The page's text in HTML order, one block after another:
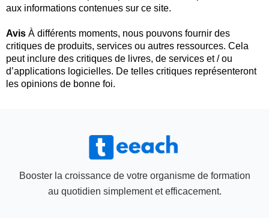
aux informations contenues sur ce site.
Avis À différents moments, nous pouvons fournir des
critiques de produits, services ou autres ressources. Cela
peut inclure des critiques de livres, de services et / ou
d’applications logicielles. De telles critiques représenteront
les opinions de bonne foi.
Booster la croissance de votre organisme de formation
au quotidien simplement et efficacement.